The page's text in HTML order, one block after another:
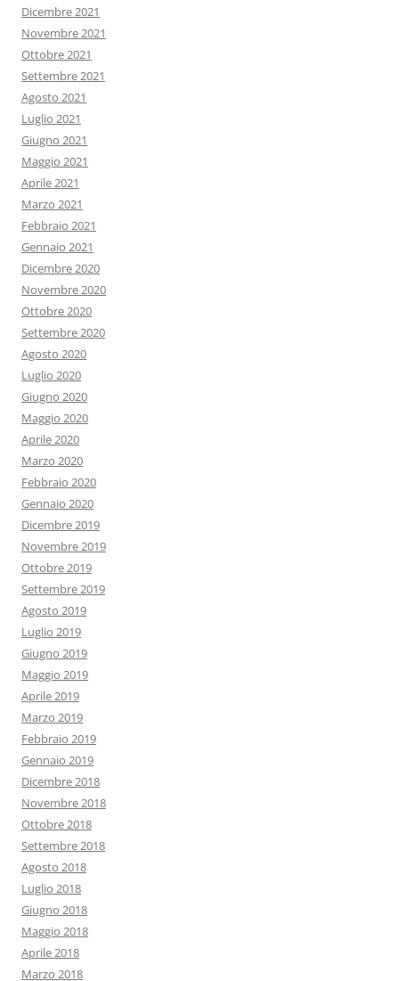
Dicembre 2021
Novembre 2021
Ottobre 2021
Settembre 2021
Agosto 2021
Luglio 2021
Giugno 2021
Maggio 2021
Aprile 2021
Marzo 2021
Febbraio 2021
Gennaio 2021
Dicembre 2020
Novembre 2020
Ottobre 2020
Settembre 2020
Agosto 2020
Luglio 2020
Giugno 2020
Maggio 2020
Aprile 2020
Marzo 2020
Febbraio 2020
Gennaio 2020
Dicembre 2019
Novembre 2019
Ottobre 2019
Settembre 2019
Agosto 2019
Luglio 2019
Giugno 2019
Maggio 2019
Aprile 2019
Marzo 2019
Febbraio 2019
Gennaio 2019
Dicembre 2018
Novembre 2018
Ottobre 2018
Settembre 2018
Agosto 2018
Luglio 2018
Giugno 2018
Maggio 2018
Aprile 2018
Marzo 2018